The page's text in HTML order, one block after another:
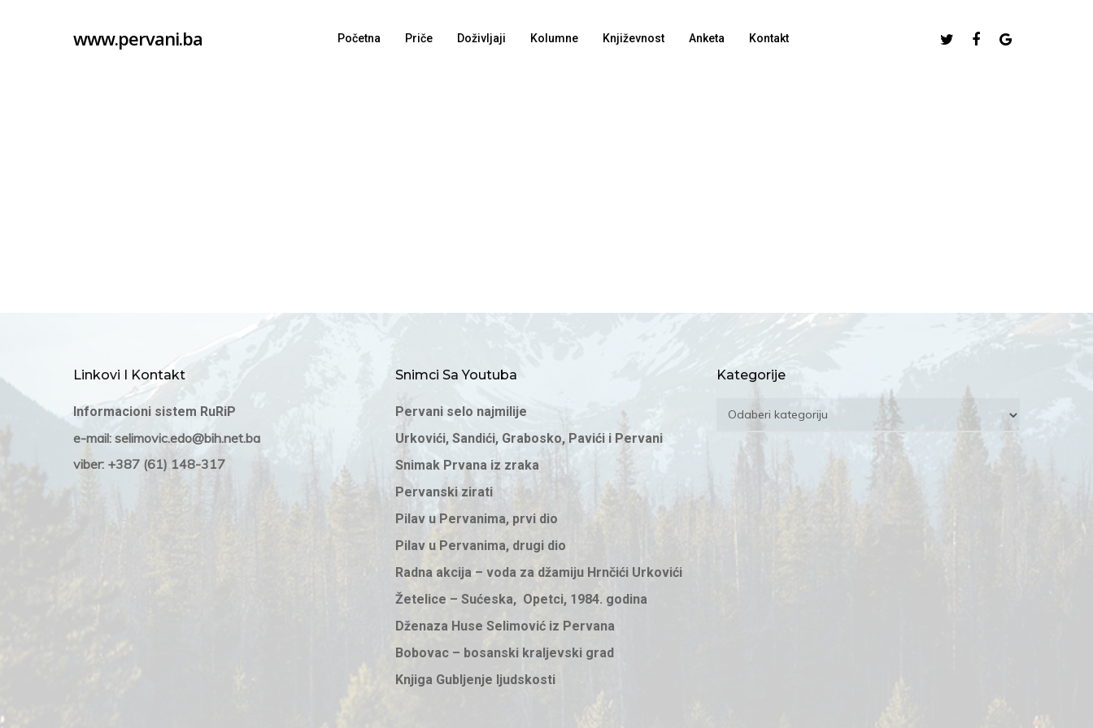
www.pervani.ba Početna Priče Doživljaji Kolumne Književnost Anketa Kontakt Twitter FacebookGoogle-
Linkovi I Kontakt
Informacioni sistem RuRiP
e-mail: selimovic.edo@bih.net.ba
viber: +387 (61) 148-317
Snimci Sa Youtuba
Pervani selo najmilije
Urkovići, Sandići, Grabosko, Pavići i Pervani
Snimak Prvana iz zraka
Pervanski zirati
Pilav u Pervanima, prvi dio
Pilav u Pervanima, drugi dio
Radna akcija – voda za džamiju Hrnčići Urkovići
Žetelice – Sućeska, Opetci, 1984. godina
Dženaza Huse Selimović iz Pervana
Bobovac – bosanski kraljevski grad
Knjiga Gubljenje ljudskosti
Kategorije
Kategorije